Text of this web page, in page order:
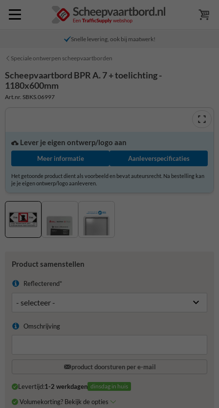
Snelle levering, ook bij maatwerk!
Speciale ontwerpen scheepvaartborden
Scheepvaartbord BPR A. 7 + toelichting -
1180x600mm
Art.nr. SBKS.06997
Lever je eigen ontwerp/logo aan
Meer informatie Aanleverspecificaties
Het getoonde product dient als voorbeeld en bevat auteursrecht. Na bestelling kan
je je eigen ontwerp/logo aanleveren.
Product samenstellen
Reflecterend*
Omschrijving
product doorsturen per e-mail
Levertijd:1-2 werkdagen dinsdag in huis
Volumekorting? Bekijk de opties